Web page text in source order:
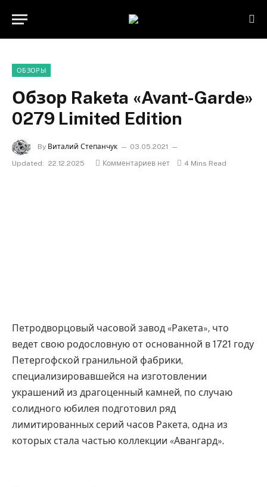
ОБЗОРЫ
Обзор Raketa «Avant-Garde»
0279 Limited Edition
By Виталий Степанчук
03.05.2021
Updated: 22.12.2025 Комментариев нет 4 Mins Read
Петродворцовый часовой завод «Ракета», что
ведет свою родословную от основанной в 1721 году
Петергофской гранильной фабрики,
специализировавшейся на изготовлении
украшений из драгоценный камней, по случаю
солидного юбилея подготовил ряд
лимитированных серий часов Ракета, одна из
которых стала частью коллекции «Авангард».